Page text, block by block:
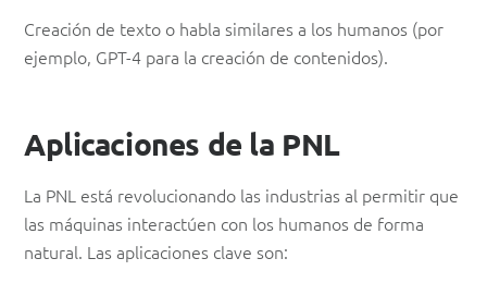
Creación de texto o habla similares a los humanos (por
ejemplo, GPT-4 para la creación de contenidos).
Aplicaciones de la PNL
La PNL está revolucionando las industrias al permitir que
las máquinas interactúen con los humanos de forma
natural. Las aplicaciones clave son: